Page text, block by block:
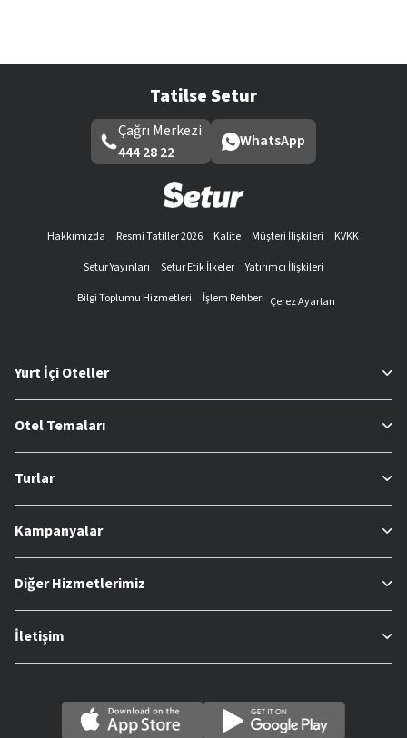
Tatilse Setur
Çağrı Merkezi
444 28 22
WhatsApp
Hakkımızda Resmi Tatiller 2026 Kalite Müşteri İlişkileri
KVKK
Setur Yayınları
Setur Etik İlkeler
Yatırımcı İlişkileri
Bilgi Toplumu Hizmetleri
İşlem Rehberi Çerez Ayarları
Yurt İçi Oteller
Otel Temaları
Turlar
Kampanyalar
Diğer Hizmetlerimiz
İletişim